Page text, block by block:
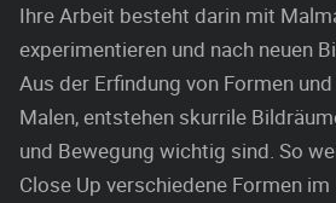
Ihre Arbeit besteht darin mit
experimentieren und nach neuen
Aus der Erfindung von Formen
Malen, entstehen skurrile
und Bewegung wichtig sind. So
Close Up verschiedene Formen